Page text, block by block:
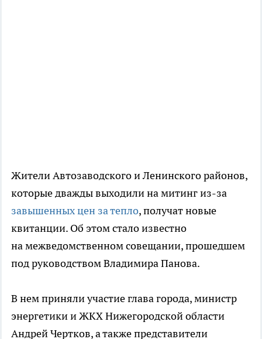
Жители Автозаводского и Ленинского районов,
которые дважды выходили на митинг из-за
завышенных цен за тепло, получат новые
квитанции. Об этом стало известно
на межведомственном совещании, прошедшем
под руководством Владимира Панова.
В нем приняли участие глава города, министр
энергетики и ЖКХ Нижегородской области
Андрей Чертков, а также представители